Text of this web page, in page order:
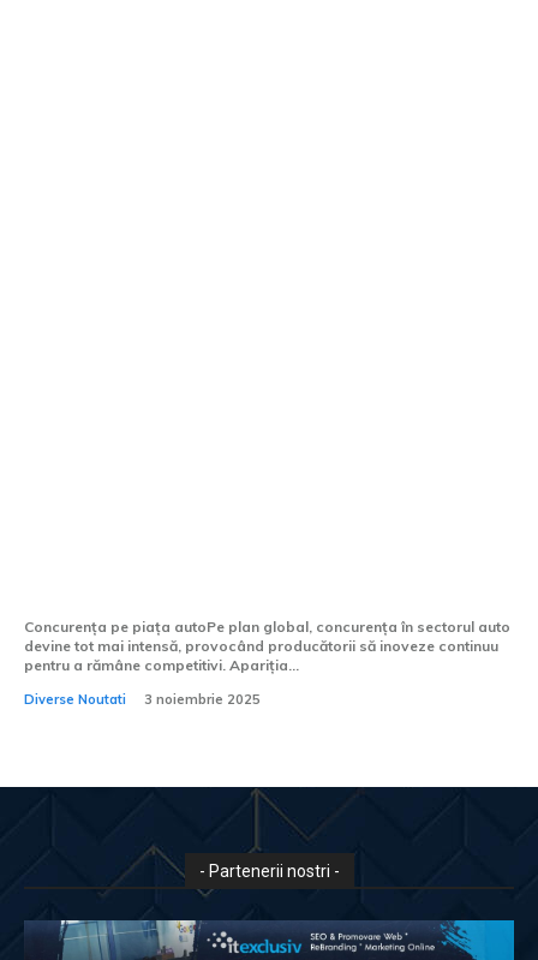
Concurența pe piața autoPe plan global, concurența în sectorul auto
devine tot mai intensă, provocând producătorii să inoveze continuu
pentru a rămâne competitivi. Apariția...
Diverse Noutati 3 noiembrie 2025
- Partenerii nostri -